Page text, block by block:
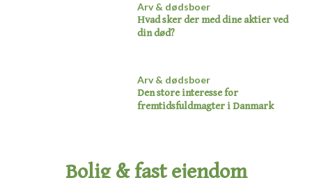
Arv & dødsboer
Hvad sker der med dine aktier ved
din død?​
Arv & dødsboer
Den store interesse for
fremtidsfuldmagter i Danmark​
Bolig & fast ejendom​